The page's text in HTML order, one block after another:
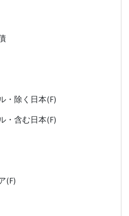
・除く日本(F)
・含む日本(F)
(F)